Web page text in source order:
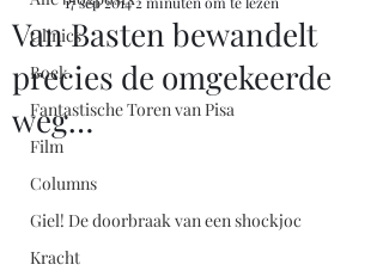
Clinics
Boek
Fantastische Toren van Pisa
Film
Columns
Giel! De doorbraak van een shockjoc
Kracht
Van Basten bewandelt
precies de omgekeerde
weg…